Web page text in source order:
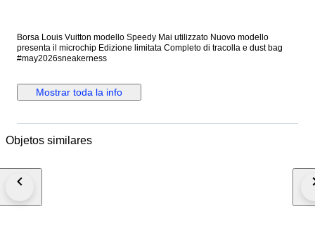
Borsa Louis Vuitton modello Speedy Mai utilizzato Nuovo modello
presenta il microchip Edizione limitata Completo di tracolla e dust bag
#may2026sneakerness
Mostrar toda la info
Objetos similares